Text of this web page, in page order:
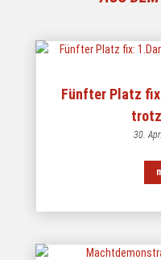
Fünfter Platz
30.